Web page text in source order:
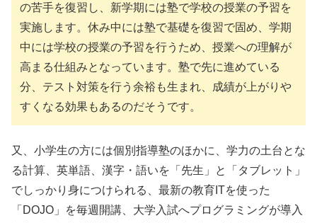
の苦手を復習し、新学期には塾で学校の授業の予習を
実施します。休み中には塾で基礎を復習で固め、学期
中には学校の授業の予習を行うため、授業への理解が
高まる仕組みとなっています。塾で先に進めている
分、テスト対策を行う余裕も生まれ、成績が上がりや
すくなる効果もあるのだそうです。
又、小学生の方には個別指導塾のほかに、学力の土台とな
る計算、英単語、漢字・語いを「先生」と「タブレット」
でしっかり身につけられる、最新の教育ITを使った
「DOJO」を毎週開講、大学入試へプログラミングが導入